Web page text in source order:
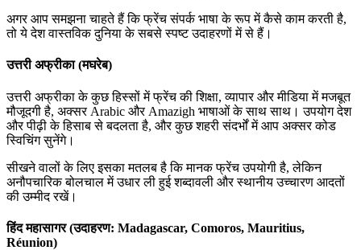
अगर आप समझना चाहते हैं कि फ्रेंच संपर्क भाषा के रूप में कैसे काम करती है,
तो ये देश वास्तविक दुनिया के सबसे स्पष्ट उदाहरणों में से हैं।
उत्तरी अफ्रीका (मघरेब)
उत्तरी अफ्रीका के कुछ हिस्सों में फ्रेंच की शिक्षा, व्यापार और मीडिया में मजबूत
मौजूदगी है, अक्सर Arabic और Amazigh भाषाओं के साथ साथ। उपयोग देश
और पीढ़ी के हिसाब से बदलता है, और कुछ शहरी संदर्भों में आप अक्सर कोड
स्विचिंग सुनेंगे।
सीखने वालों के लिए इसका मतलब है कि मानक फ्रेंच उपयोगी है, लेकिन
अनौपचारिक बोलचाल में उधार ली हुई शब्दावली और स्थानीय उच्चारण आदतों
की उम्मीद रखें।
हिंद महासागर (उदाहरण: Madagascar, Comoros, Mauritius,
Réunion)